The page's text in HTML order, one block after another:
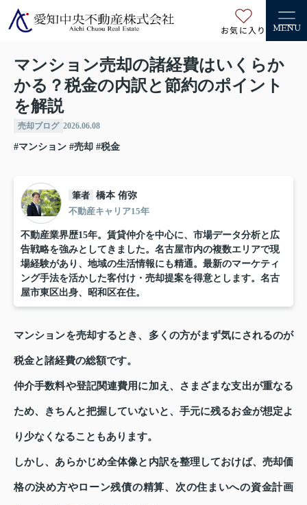
お気に入り MENU
マンション売却の諸経費はいくらか
かる？税金の内訳と節約のポイント
を解説
売却ブログ 2026.06.08
#マンション #売却 #税金
筆者 橋本 侑弥
不動産キャリア15年
不動産業界歴15年。賃貸仲介を中心に、市場データ分析と広
告戦略を強みとしてきました。名古屋市内の複数エリアで現
場経験があり、地域の生活情報にも精通。最新のマーケティ
ング手法を活かした客付け・売却提案を得意とします。名古
屋市東区出身、昭和区在住。
マンションを売却するとき、多くの方がまず気にされるのが
税金と諸経費の総額です。
仲介手数料や登記関連費用に加え、さまざまな支出が重なる
ため、きちんと把握していないと、手元に残るお金が想定よ
り少なくなることもあります。
しかし、あらかじめ全体像と内訳を整理しておけば、売却価
格の決め方やローン残債の精算、次の住まいへの資金計画